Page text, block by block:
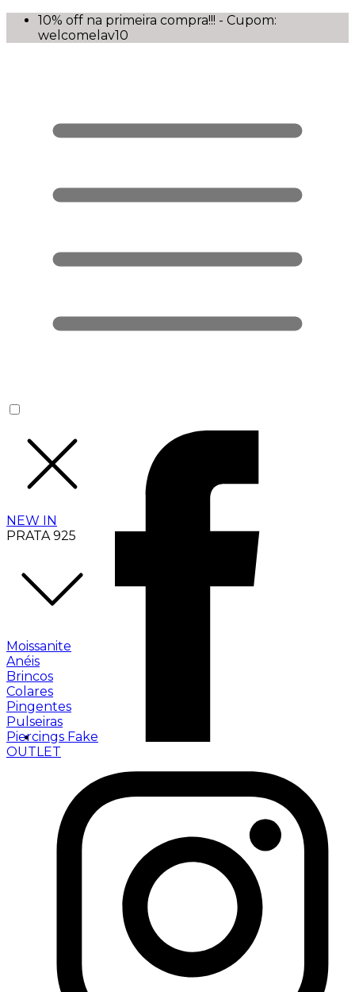
10% off na primeira compra!!! - Cupom:
welcomelav10
NEW IN
PRATA 925
Moissanite
Anéis
Brincos
Colares
Pingentes
Pulseiras
Piercings Fake
OUTLET